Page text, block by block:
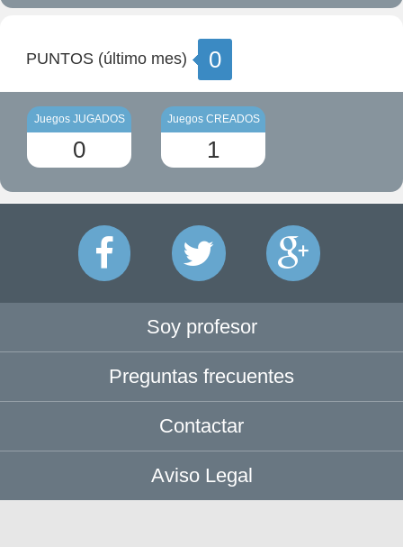
PUNTOS (último mes) 0
Juegos JUGADOS
0
Juegos CREADOS
1
Soy profesor
Preguntas frecuentes
Contactar
Aviso Legal